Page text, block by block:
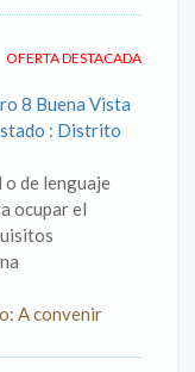
OFERTA DESTACADA
8 Buena Vista
: Distrito
de lenguaje
ocupar el
A convenir